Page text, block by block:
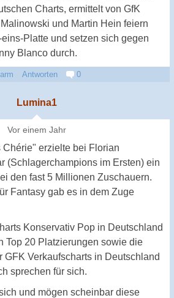
Charts, ermittelt von GfK
und Martin Hein feiern
Platte und setzen sich gegen
Blanco durch.
Antworten 0
Lumina1
Vor einem Jahr
erzielte bei Florian
(Schlagerchampions im Ersten) ein
den fast 5 Millionen Zuschauern.
Fantasy gab es in dem Zuge
Konservativ Pop in Deutschland
Top 20 Platzierungen sowie die
GFK Verkaufscharts in Deutschland
sprechen für sich.
und mögen scheinbar diese